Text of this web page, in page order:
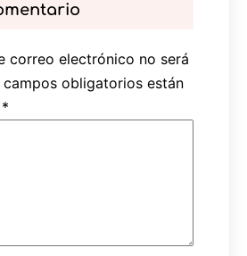
correo electrónico no será
campos obligatorios están
*